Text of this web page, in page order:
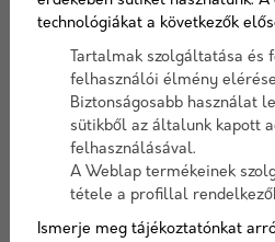
Nexe cement 42,5 R
0 Ft
Hírek,
Hírek az építőipar világából.
technológiákat a következők
Tartalmak szolgáltatása és
felhasználói élmény
Biztonságosabb használat
sütikből az általunk kapott
felhasználásával.
A Weblap termékeinek
tétele a profillal
Ismerje meg tájékoztatónkat